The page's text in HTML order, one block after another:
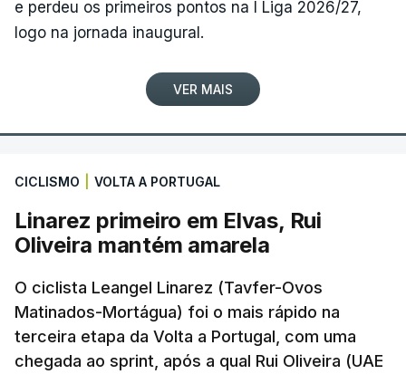
e perdeu os primeiros pontos na I Liga 2026/27,
logo na jornada inaugural.
VER MAIS
CICLISMO VOLTA A PORTUGAL
Linarez primeiro em Elvas, Rui
Oliveira mantém amarela
O ciclista Leangel Linarez (Tavfer-Ovos
Matinados-Mortágua) foi o mais rápido na
terceira etapa da Volta a Portugal, com uma
chegada ao sprint, após a qual Rui Oliveira (UAE